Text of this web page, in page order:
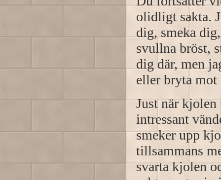
olidligt sakta.
dig, smeka
svullna bröst,
dig där, men
eller bryta mot
Just när
intressant
smeker upp
tillsammans
svarta kjolen